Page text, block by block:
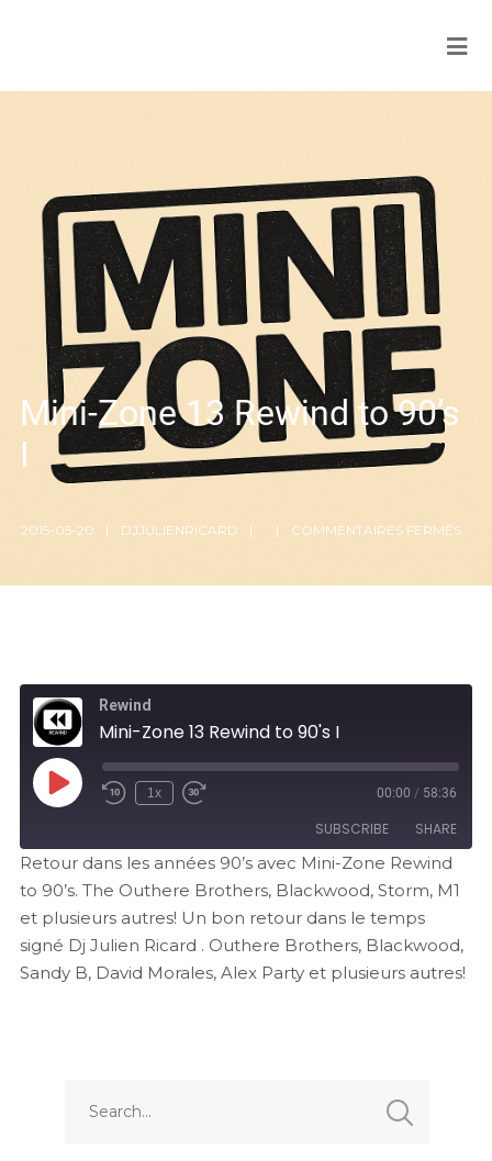
Mini-Zone 13 Rewind to 90’s
I
2015-05-20 DJJULIENRICARD COMMENTAIRES FERMÉS
Rewind
Mini-Zone 13 Rewind to 90's I
1x 00:00 / 58:36
SUBSCRIBE SHARE
RSS FEED
SHARE
LINK
EMBED
Retour dans les années 90’s avec Mini-Zone Rewind
to 90’s. The Outhere Brothers, Blackwood, Storm, M1
et plusieurs autres! Un bon retour dans le temps
signé Dj Julien Ricard . Outhere Brothers, Blackwood,
Sandy B, David Morales, Alex Party et plusieurs autres!